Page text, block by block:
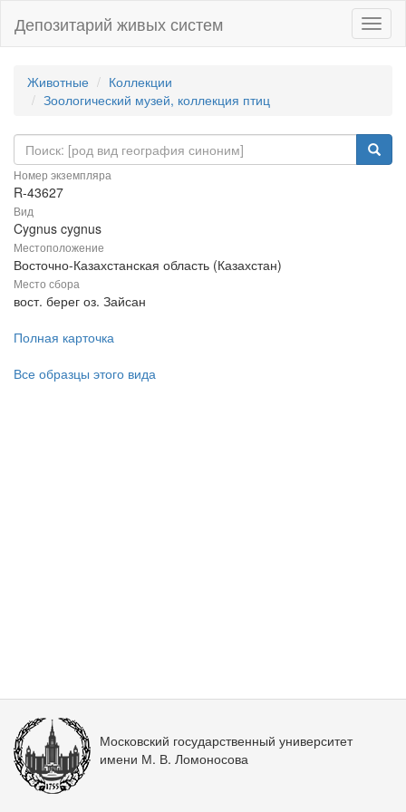
Депозитарий живых систем
Животные
Коллекции
Зоологический музей, коллекция птиц
Номер экземпляра
R-43627
Вид
Cygnus cygnus
Местоположение
Восточно-Казахстанская область (Казахстан)
Место сбора
вост. берег оз. Зайсан
Полная карточка
Все образцы этого вида
Московский государственный университет
имени М. В. Ломоносова